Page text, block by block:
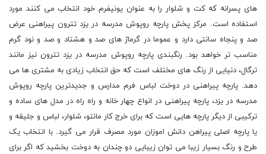
های پسرانه که کت و شلوار را به عنوان یونیفرم خود انتخاب می کنند مورد
استفاده است. مرکز پخش پارچه روپوش مدرسه در یزد تترون پیراهنی عرض
صد و پنجاه سانتی دارد و عموما در گرماژ های صد و هشتاد و صد و نود گرم
مناسب تر خواهد بود. رنگبندی پارچه روپوش مدرسه در یزد تترون نیز مانند
ترگال، دنیایی از رنگ های مختلف است که حق انتخاب زیادی به مشتری ها می
دهد. پارچه پیراهنى در دوخت لباس فرم مدارس و جدیدترین پارچه روپوش
مدرسه در یزد، پارچه پیراهنى در انواع چهار خانه و راه راه در مدل های ساده و
ترکیبی از دیگر پارچه هایی است که برای خرج کار مانتو، شلوار، لباس و جلیقه و
یا پارچه اصلی پیراهن دانش اموزان مورد مصرف قرار می گیرد. با انتخاب یک
طرح و رنگ بسیار زیبا می توان زیبایی دو چندان به دوخت بخشید که اگر برای